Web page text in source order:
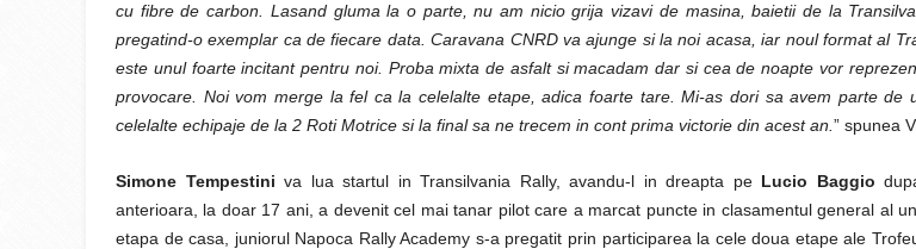
cu fibre de carbon. Lasand gluma la o parte, nu am nicio grija vizavi de masina, baietii de la
pregatind-o exemplar ca de fiecare data. Caravana CNRD va ajunge si la noi acasa, iar noul format al
este unul foarte incitant pentru noi. Proba mixta de asfalt si macadam dar si cea de noapte vor
provocare. Noi vom merge la fel ca la celelalte etape, adica foarte tare. Mi-as dori sa avem parte de
celelalte echipaje de la 2 Roti Motrice si la final sa ne trecem in cont prima victorie din acest an. ” spunea
Simone Tempestini va lua startul in Transilvania Rally, avandu-l in dreapta pe Lucio Baggio
anterioara, la doar 17 ani, a devenit cel mai tanar pilot care a marcat puncte in clasamentul general al
etapa de casa, juniorul Napoca Rally Academy s-a pregatit prin participarea la cele doua etape ale